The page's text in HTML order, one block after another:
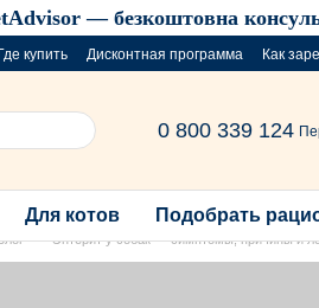
— безкоштовна
Где купить Дисконтная программа Как
0 800 339 124
Для котов Подобрать
Энтерит у собак — симптомы, причины и